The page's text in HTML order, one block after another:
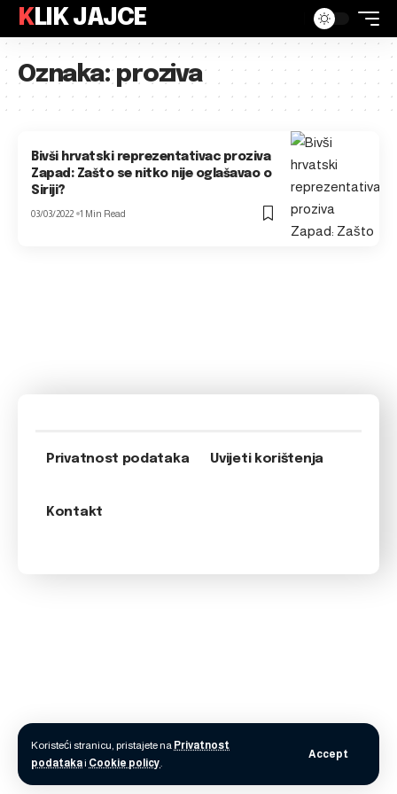
Koristeći stranicu, pristajete na Privatnost
podatakai Cookie policy.
Accept
KLIK JAJCE
Oznaka:proziva
Bivši hrvatski reprezentativac proziva
Zapad: Zašto se nitko nije oglašavao o
Siriji?
03/03/2022 1 Min Read
Privatnost podataka Uvijeti korištenja
Kontakt